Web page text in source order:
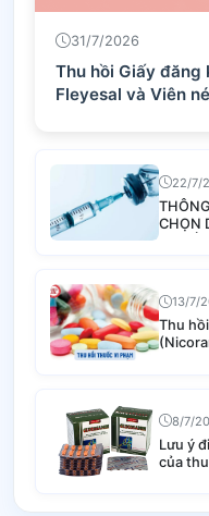
31/7/2026
Thu hồi Giấy đăng ký
Fleyesal và Viên
22/7/
CHỌN
TRUYỀN
13/7/
Thu
8/7/
Lưu ý
của